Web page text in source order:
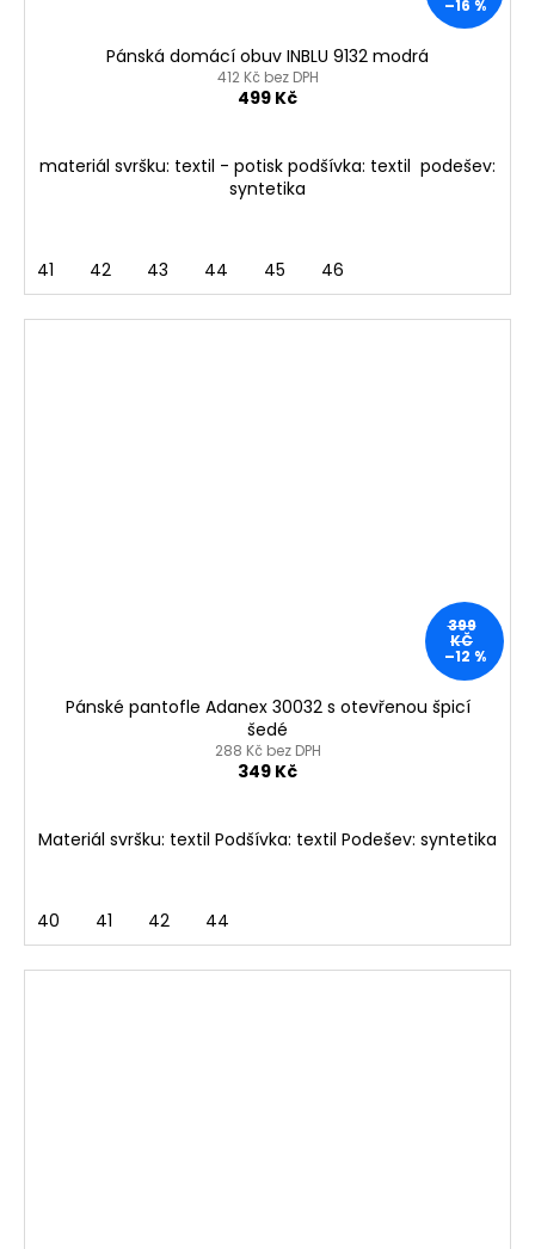
–16 %
Pánská domácí obuv INBLU 9132 modrá
412 Kč bez DPH
499 Kč
materiál svršku: textil - potisk podšívka: textil podešev:
syntetika
41 42 43 44 45 46
399
KČ
–12 %
Pánské pantofle Adanex 30032 s otevřenou špicí
šedé
288 Kč bez DPH
349 Kč
Materiál svršku: textil Podšívka: textil Podešev: syntetika
40 41 42 44